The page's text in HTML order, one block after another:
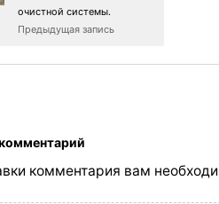
очистной системы.
Предыдущая запись
комментария вам